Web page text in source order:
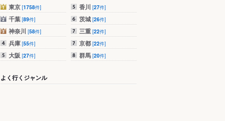
東京 [1758件]
千葉 [89件]
神奈川 [58件]
兵庫 [55件]
大阪 [27件]
香川 [27件]
茨城 [26件]
三重 [22件]
京都 [22件]
群馬 [20件]
よく行くジャンル